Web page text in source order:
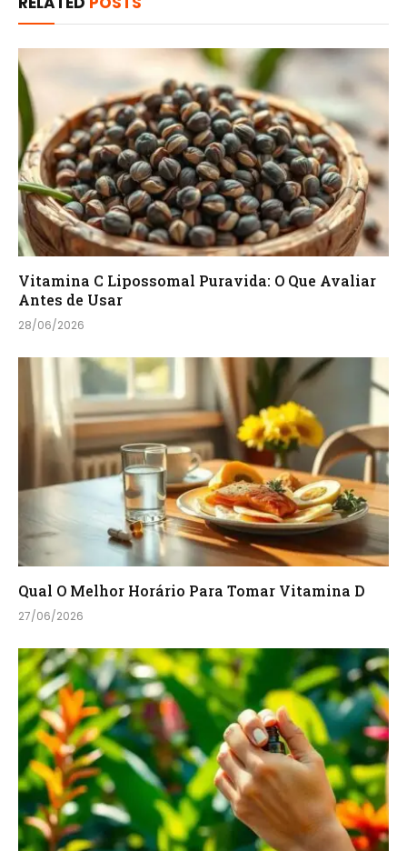
Vitamina C Lipossomal Puravida: O Que Avaliar
Antes de Usar
28/06/2026
Qual O Melhor Horário Para Tomar Vitamina D
27/06/2026